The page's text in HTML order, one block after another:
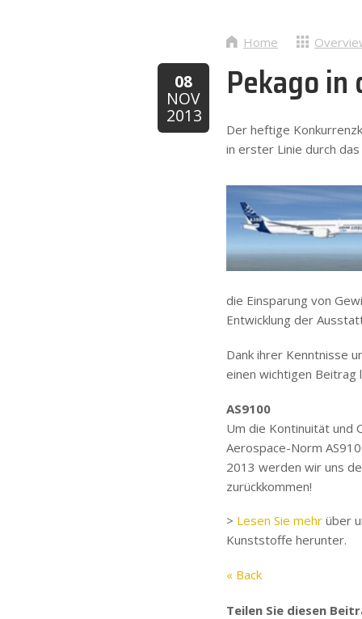
Home
Pekago
08
NOV
2013
Der heftige
in erster Linie durch
die Einsparung von
Entwicklung der
Dank ihrer Kenntnisse
einen wichtigen Beitrag
AS9100
Um die Kontinuität und
Aerospace-Norm
2013 werden wir uns
zurückkommen!
> Lesen Sie mehrüber
Kunststoffe herunter.
« Back
Teilen Sie diesen